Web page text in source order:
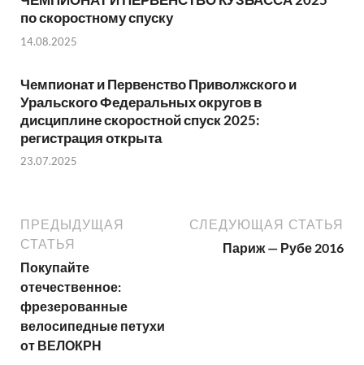
по скоростному спуску
14.08.2025
Чемпионат и Первенство Приволжского и
Уральского Федеральных округов в
дисциплине скоростной спуск 2025:
регистрация открыта
23.07.2025
ПРЕДЫДУЩАЯ
СТАТЬЯ
Покупайте
отечественное:
фрезерованные
велосипедные петухи
от ВЕЛОКРН
СЛЕДУЮЩАЯ СТАТЬЯ
Париж — Рубе 2016